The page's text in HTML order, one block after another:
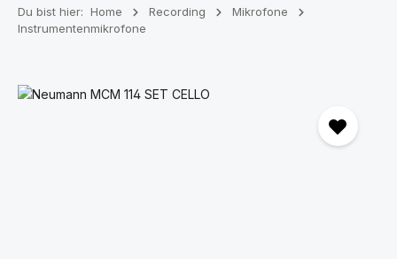
Du bist hier: Home Recording
Mikrofone
Instrumentenmikrofone
Bildergalerie überspringen